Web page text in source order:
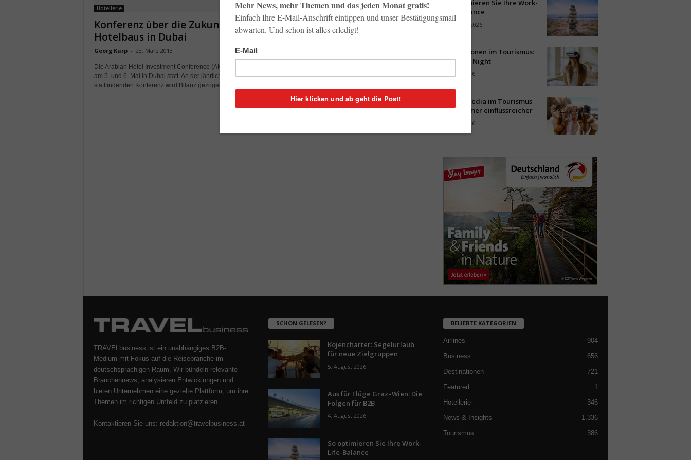
Hotellerie
Konferenz über die Zukunft des
Hotelbaus in Dubai
Georg Karp - 23. März 2013 0
Die Arabian Hotel Investment Conference (AHIC) findet
am 5. und 6. Mai in Dubai statt. An der jährlich
stattfindenden Konferenz wird Bilanz gezogen, aber...
So optimieren Sie Ihre Work-
Life-Balance
3. August 2026
Innovationen im Tourismus:
Start-up Night
31. Juli 2026
Social Media im Tourismus
wird immer einflussreicher
30. Juli 2026
TRAVELbusiness ist ein unabhängiges B2B-
Medium mit Fokus auf die Reisebranche im
deutschsprachigen Raum. Wir bündeln relevante
Branchennews, analysieren Entwicklungen und
bieten Unternehmen eine gezielte Plattform, um ihre
Themen im richtigen Umfeld zu platzieren.
Kontaktieren Sie uns: redaktion@travelbusiness.at
SCHON GELESEN?
Kojencharter: Segelurlaub
für neue Zielgruppen
5. August 2026
Aus für Flüge Graz–Wien: Die
Folgen für B2B
4. August 2026
So optimieren Sie Ihre Work-
Life-Balance
BELIEBTE KATEGORIEN
Airlines
904
Business
656
Destinationen
721
Featured
1
Hotellerie
346
News & Insights
1.336
Tourismus
386